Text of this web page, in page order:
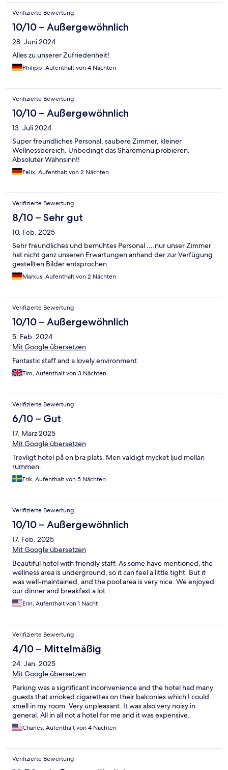
Verifizierte Bewertung
10/10 – Außergewöhnlich
28. Juni 2024
Alles zu unserer Zufriedenheit!
Philipp, Aufenthalt von 4 Nächten
Verifizierte Bewertung
10/10 – Außergewöhnlich
13. Juli 2024
Super freundliches Personal, saubere Zimmer, kleiner
Wellnessbereich. Unbedingt das Sharemenü probieren.
Absoluter Wahnsinn!!
Felix, Aufenthalt von 2 Nächten
Verifizierte Bewertung
8/10 – Sehr gut
10. Feb. 2025
Sehr freundliches und bemühtes Personal ….nur unser Zimmer
hat nicht ganz unseren Erwartungen anhand der zur Verfügung
gestellten Bilder entsprochen.
Markus, Aufenthalt von 2 Nächten
Verifizierte Bewertung
10/10 – Außergewöhnlich
5. Feb. 2024
Mit Google übersetzen
Fantastic staff and a lovely environment
Tim, Aufenthalt von 3 Nächten
Verifizierte Bewertung
6/10 – Gut
17. März 2025
Mit Google übersetzen
Trevligt hotel på en bra plats. Men väldigt mycket ljud mellan
rummen.
Erik, Aufenthalt von 5 Nächten
Verifizierte Bewertung
10/10 – Außergewöhnlich
17. Feb. 2025
Mit Google übersetzen
Beautiful hotel with friendly staff. As some have mentioned, the
wellness area is underground, so it can feel a little tight. But it
was well-maintained, and the pool area is very nice. We enjoyed
our dinner and breakfast a lot.
Erin, Aufenthalt von 1 Nacht
Verifizierte Bewertung
4/10 – Mittelmäßig
24. Jan. 2025
Mit Google übersetzen
Parking was a significant inconvenience and the hotel had many
guests that smoked cigarettes on their balconies which I could
smell in my room. Very unpleasant. It was also very noisy in
general. All in all not a hotel for me and it was expensive.
Charles, Aufenthalt von 4 Nächten
Verifizierte Bewertung